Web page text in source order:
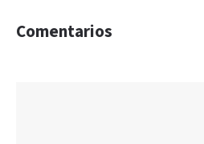
Comentarios